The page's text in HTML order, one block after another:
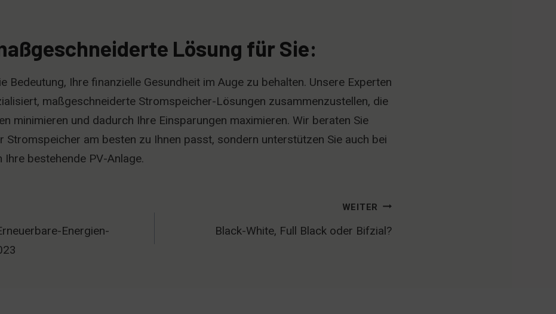
Lösung für Sie:
Bedeutung, Ihre finanzielle Gesundheit im Auge zu behalten. Unsere Experten
maßgeschneiderte Stromspeicher-Lösungen zusammenzustellen, die
minimieren und dadurch Ihre Einsparungen maximieren. Wir beraten Sie
Stromspeicher am besten zu Ihnen passt, sondern unterstützen Sie auch bei
bestehende PV-Anlage.
Energien-
WEITER
Black-White, Full Black oder Bifzial?